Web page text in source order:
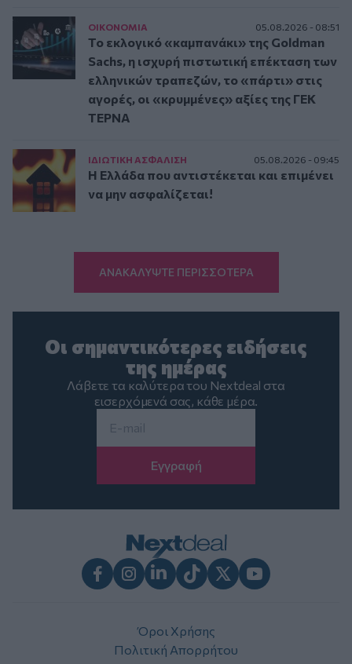
ΟΙΚΟΝΟΜΙΑ 05.08.2026 - 08:51
Το εκλογικό «καμπανάκι» της Goldman
Sachs, η ισχυρή πιστωτική επέκταση των
ελληνικών τραπεζών, το «πάρτι» στις
αγορές, οι «κρυμμένες» αξίες της ΓΕΚ
ΤΕΡΝΑ
ΙΔΙΩΤΙΚΗ ΑΣΦAΛΙΣΗ 05.08.2026 - 09:45
Η Ελλάδα που αντιστέκεται και επιμένει
να μην ασφαλίζεται!
ΑΝΑΚΑΛΥΨΤΕ ΠΕΡΙΣΣΟΤΕΡΑ
Οι σημαντικότερες ειδήσεις
της ημέρας
Λάβετε τα καλύτερα του Nextdeal στα
εισερχόμενά σας, κάθε μέρα.
Όροι Χρήσης
Πολιτική Απορρήτου